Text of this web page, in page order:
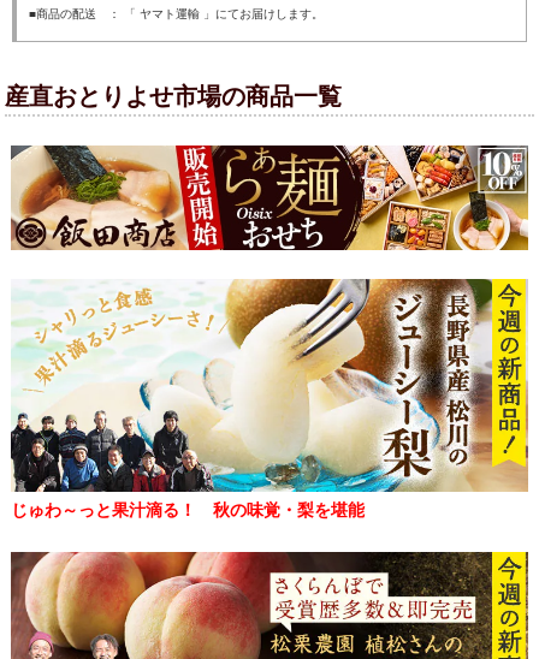
■商品の配送 ： 「 ヤマト運輸 」にてお届けします。
産直おとりよせ市場の商品一覧
じゅわ～っと果汁滴る！ 秋の味覚・梨を堪能